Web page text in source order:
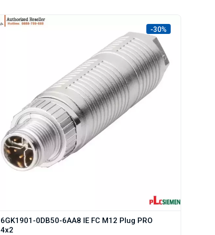
-30%
6GK1901-0DB50-6AA8 IE FC M12 Plug PRO
4x2